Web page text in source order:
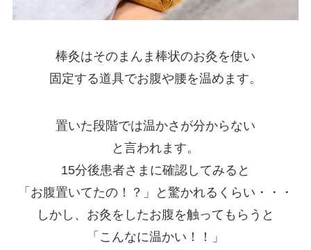
棒灸はそのまんま棒状のお灸を使い
固定する道具でお腹や腰を温めます。
置いた段階では温かさが分からない
と言われます。
15分後患者さまに確認してみると
「お腹置いてたの！？」と驚かれるくらい・・・
しかし、お灸をしたお腹を触ってもらうと
「こんなに温かい！！」